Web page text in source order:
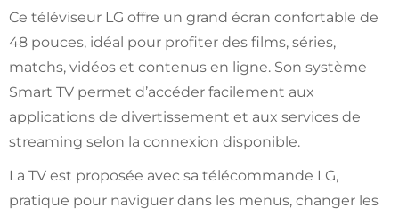
Ce téléviseur LG offre un grand écran confortable de
48 pouces, idéal pour profiter des films, séries,
matchs, vidéos et contenus en ligne. Son système
Smart TV permet d’accéder facilement aux
applications de divertissement et aux services de
streaming selon la connexion disponible.
La TV est proposée avec sa télécommande LG,
pratique pour naviguer dans les menus, changer les